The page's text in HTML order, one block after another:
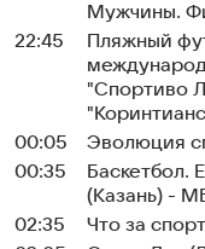
Мужчины.
22:45
Пляжный
"Спортиво
00:05
Эволюция
00:35
Баскетбол.
(Казань) -
02:35
Что за